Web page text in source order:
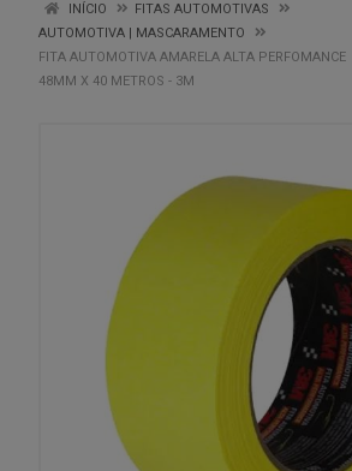
INÍCIO
FITAS AUTOMOTIVAS
AUTOMOTIVA | MASCARAMENTO
FITA AUTOMOTIVA AMARELA ALTA PERFOMANCE
48MM X 40 METROS - 3M